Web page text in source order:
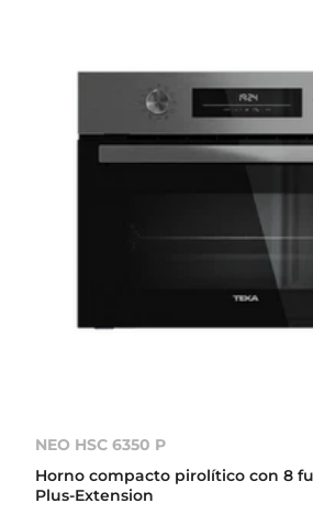
NEO HSC 6350 P
Horno compacto pirolítico con 8
Plus-Extension